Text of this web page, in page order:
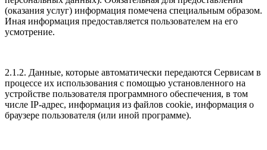
(оказания услуг) информация помечена специальным образом.
Иная информация предоставляется пользователем на его
усмотрение.
2.1.2. Данные, которые автоматически передаются Сервисам в
процессе их использования с помощью установленного на
устройстве пользователя программного обеспечения, в том
числе IP-адрес, информация из файлов cookie, информация о
браузере пользователя (или иной программе).